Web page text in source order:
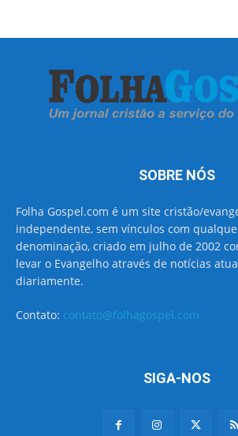
SOBRE NÓS
Folha Gospel.com é um site cristão/
independente, sem vínculos com
denominação, criado em julho de 2002
levar o Evangelho através de notícias
diariamente.
Contato: contato@folhagospel.com
SIGA-NOS